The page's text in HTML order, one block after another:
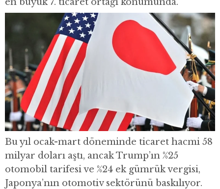
Bu yıl ocak-mart döneminde ticaret hacmi 58
milyar doları aştı, ancak Trump’ın %25
otomobil tarifesi ve %24 ek gümrük vergisi,
Japonya’nın otomotiv sektörünü baskılıyor.